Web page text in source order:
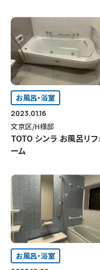
レリフォーム
お風呂・浴室
2023.01.16
文京区/H様邸
TOTO シンラ お風呂リフ
ーム
お風呂・浴室